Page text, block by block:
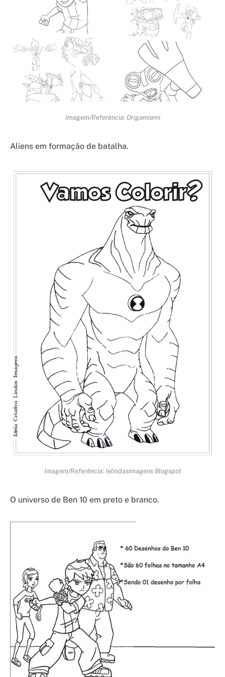
Imagem/Referência: Origamiami
Aliens em formação de batalha.
Imagem/Referência: Ielindasimagens Blogspot
O universo de Ben 10 em preto e branco.